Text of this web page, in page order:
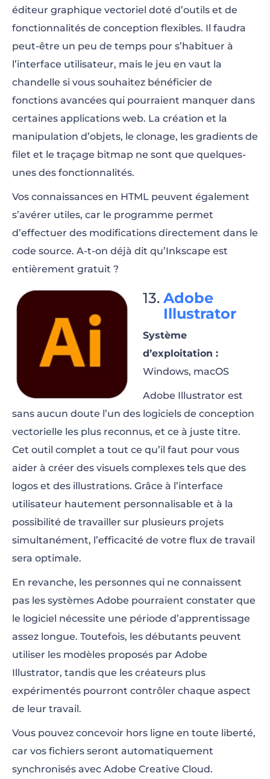
éditeur graphique vectoriel doté d’outils et de
fonctionnalités de conception flexibles. Il faudra
peut-être un peu de temps pour s’habituer à
l’interface utilisateur, mais le jeu en vaut la
chandelle si vous souhaitez bénéficier de
fonctions avancées qui pourraient manquer dans
certaines applications web. La création et la
manipulation d’objets, le clonage, les gradients de
filet et le traçage bitmap ne sont que quelques-
unes des fonctionnalités.
Vos connaissances en HTML peuvent également
s’avérer utiles, car le programme permet
d’effectuer des modifications directement dans le
code source. A-t-on déjà dit qu’Inkscape est
entièrement gratuit ?
Adobe
Illustrator
Système
d’exploitation :
Windows, macOS
Adobe Illustrator est
sans aucun doute l’un des logiciels de conception
vectorielle les plus reconnus, et ce à juste titre.
Cet outil complet a tout ce qu’il faut pour vous
aider à créer des visuels complexes tels que des
logos et des illustrations. Grâce à l’interface
utilisateur hautement personnalisable et à la
possibilité de travailler sur plusieurs projets
simultanément, l’efficacité de votre flux de travail
sera optimale.
En revanche, les personnes qui ne connaissent
pas les systèmes Adobe pourraient constater que
le logiciel nécessite une période d’apprentissage
assez longue. Toutefois, les débutants peuvent
utiliser les modèles proposés par Adobe
Illustrator, tandis que les créateurs plus
expérimentés pourront contrôler chaque aspect
de leur travail.
Vous pouvez concevoir hors ligne en toute liberté,
car vos fichiers seront automatiquement
synchronisés avec Adobe Creative Cloud.